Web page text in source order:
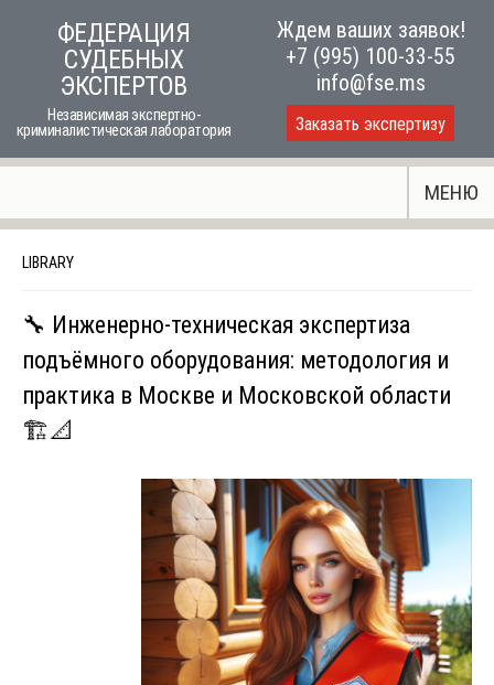
ФЕДЕРАЦИЯ
СУДЕБНЫХ
ЭКСПЕРТОВ
Независимая экспертно-
криминалистическая лаборатория
Ждем ваших заявок!
+7 (995) 100-33-55
info@fse.ms
Заказать экспертизу
МЕНЮ
LIBRARY
🔧 Инженерно-техническая экспертиза
подъёмного оборудования: методология и
практика в Москве и Московской области
🏗️📐